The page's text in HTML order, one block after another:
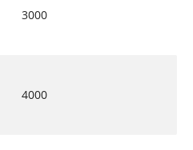
3000
4000